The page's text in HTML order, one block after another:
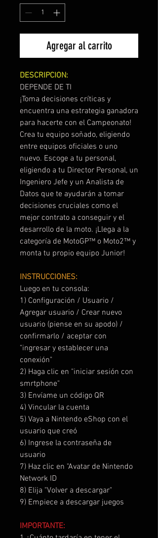
Agregar al carrito
DESCRIPCION:
DEPENDE DE TI
¡Toma decisiones críticas y
encuentra una estrategia ganadora
para hacerte con el Campeonato!
Crea tu equipo soñado, eligiendo
entre equipos oficiales o uno
nuevo. Escoge a tu personal,
eligiendo a tu Director Personal, un
Ingeniero Jefe y un Analista de
Datos que te ayudarán a tomar
decisiones cruciales como el
mejor contrato a conseguir y el
desarrollo de la moto. ¡Llega a la
categoría de MotoGP™ o Moto2™ y
monta tu propio equipo Junior!
INSTRUCCIONES:
Luego en tu consola:
1) Configuración / Usuario /
Agregar usuario / Crear nuevo
usuario (piense en su apodo) /
confirmarlo / aceptar con
"ingresar y establecer una
conexión"
2) Haga clic en "iniciar sesión con
smrtphone"
3) Envíame un código QR
4) Vincular la cuenta
5) Vaya a Nintendo eShop con el
usuario que creó
6) Ingrese la contraseña de
usuario
7) Haz clic en "Avatar de Nintendo
Network ID
8) Elija "Volver a descargar"
9) Empiece a descargar juegos
IMPORTANTE: